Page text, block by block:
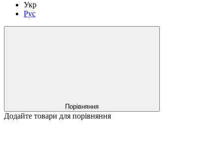
Укр
Рус
Порівняння
Додайте товари для порівняння